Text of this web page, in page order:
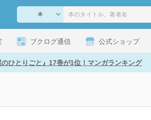
ブクログ通信 公式ショップ
ひとりごと』17巻が1位！マンガランキング